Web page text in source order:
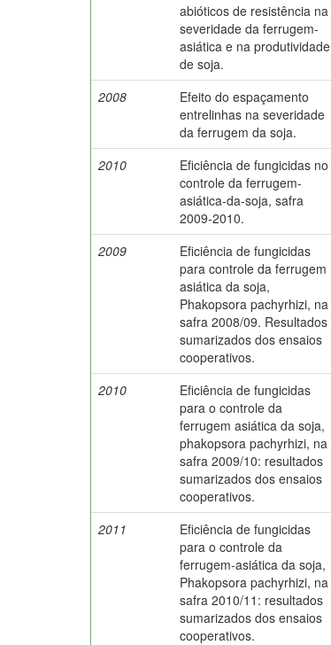
abióticos de resistência na
severidade da ferrugem-
asiática e na produtividade
de soja.
2008
Efeito do espaçamento
entrelinhas na severidade
da ferrugem da soja.
2010
Eficiência de fungicidas no
controle da ferrugem-
asiática-da-soja, safra
2009-2010.
2009
Eficiência de fungicidas
para controle da ferrugem
asiática da soja,
Phakopsora pachyrhizi, na
safra 2008/09. Resultados
sumarizados dos ensaios
cooperativos.
2010
Eficiência de fungicidas
para o controle da
ferrugem asiática da soja,
phakopsora pachyrhizi, na
safra 2009/10: resultados
sumarizados dos ensaios
cooperativos.
2011
Eficiência de fungicidas
para o controle da
ferrugem-asiática da soja,
Phakopsora pachyrhizi, na
safra 2010/11: resultados
sumarizados dos ensaios
cooperativos.